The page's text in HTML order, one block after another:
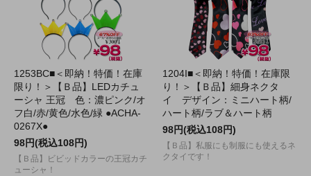
1253BC■＜即納！特価！在庫
限り！＞【Ｂ品】LEDカチュ
ーシャ 王冠 色：濃ピンク/オ
フ白/赤/黄色/水色/緑 ●ACHA-
0267X●
98円(税込108円)
【Ｂ品】ビビッドカラーの王冠カチ
ューシャ！
1204I■＜即納！特価！在庫限
り！＞【Ｂ品】細身ネクタ
イ デザイン：ミニハート柄/
ハート柄/ラブ＆ハート柄
98円(税込108円)
【Ｂ品】私服にも制服にも使えるネ
クタイです！